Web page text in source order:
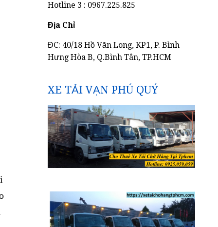
Hotline 3 : 0967.225.825
Địa Chỉ
ĐC: 40/18 Hồ Văn Long, KP1, P. Bình
Hưng Hòa B, Q.Bình Tân, TP.HCM
XE TẢI VẠN PHÚ QUÝ